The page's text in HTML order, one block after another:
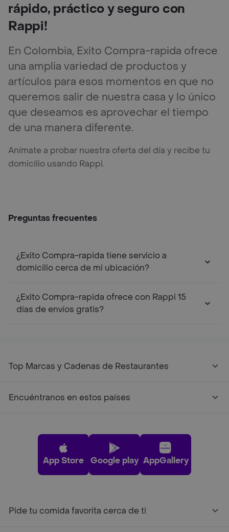
rápido, práctico y seguro con
Rappi!
En Colombia, Exito Compra-rapida ofrece
una amplia variedad de productos y
artículos para esos momentos en que no
queremos salir de nuestra casa y lo único
que deseamos es aprovechar el tiempo
de una manera diferente.
Anímate a probar nuestra oferta del día y recibe tu
domicilio usando Rappi.
Preguntas frecuentes
¿Exito Compra-rapida tiene servicio a
domicilio cerca de mi ubicación?
¿Exito Compra-rapida ofrece con Rappi 15
días de envíos gratis?
Top Marcas y Cadenas de Restaurantes
Encuéntranos en estos países
App Store Google play AppGallery
Pide tu comida favorita cerca de ti